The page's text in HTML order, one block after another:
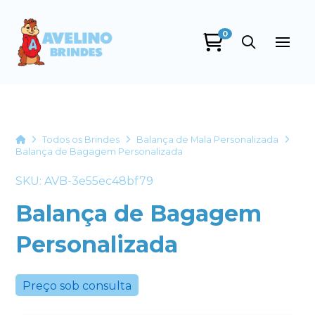
0
HomeTodos os Brindes
Balança de Mala Personalizada
Balança de Bagagem Personalizada
SKU: AVB-3e55ec48bf79
Balança de Bagagem
Personalizada
Preço sob consulta
+55